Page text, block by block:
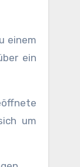
einem
ein
um